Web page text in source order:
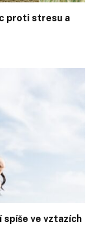
proti stresu a
spíše ve vztazích